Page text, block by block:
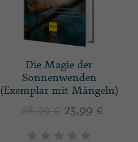
Die Magie der
Sonnenwenden
(Exemplar mit Mängeln)
23,99 €